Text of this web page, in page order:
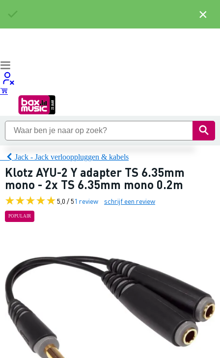
Jack - Jack verlooppluggen & kabels
Klotz AYU-2 Y adapter TS 6.35mm
mono - 2x TS 6.35mm mono 0.2m
5,0 / 51 review schrijf een review
POPULAIR
×